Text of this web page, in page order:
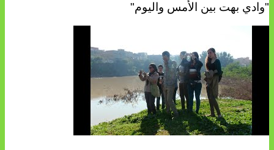
"وادي بهت بين الأمس واليوم"